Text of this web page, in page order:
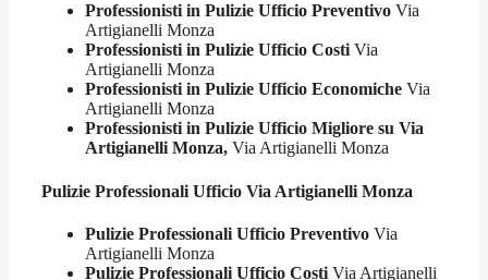
Professionisti in Pulizie Ufficio Preventivo Via
Artigianelli Monza
Professionisti in Pulizie Ufficio Costi Via
Artigianelli Monza
Professionisti in Pulizie Ufficio Economiche Via
Artigianelli Monza
Professionisti in Pulizie Ufficio Migliore su Via
Artigianelli Monza, Via Artigianelli Monza
Pulizie Professionali Ufficio Via Artigianelli Monza
Pulizie Professionali Ufficio Preventivo Via
Artigianelli Monza
Pulizie Professionali Ufficio Costi Via Artigianelli